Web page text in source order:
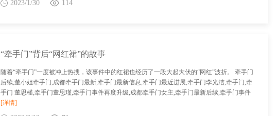
2023/1/30 114
“牵手门”背后“网红裙”的故事
随着“牵手门”一度被冲上热搜，该事件中的红裙也经历了一段大起大伏的“网红”波折。 牵手门
后续,董小姐牵手门,成都牵手门最新,牵手门最新信息,牵手门最近进展,牵手门李光洁,牵手门,牵
手门 董思槿,牵手门董思瑾,牵手门事件再度升级,成都牵手门女主,牵手门最新后续,牵手门事件
[详情]